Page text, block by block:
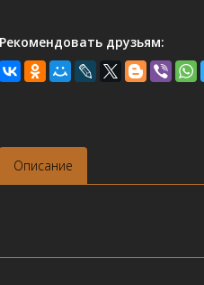
Рекомендовать друзьям:
Описание